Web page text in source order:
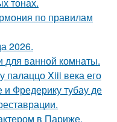
по правилам
2026.
для ванной комнаты.
палаццо Xiii века его
Фредерику тубау де
в Париже.